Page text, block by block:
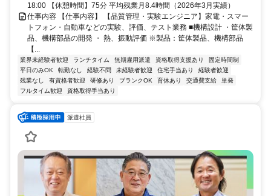
18:00 【休憩時間】75分 平均残業月8.4時間（2026年3月実績）
仕事内容 【仕事内容】 【品質管理・実験エンジニア】家電・スマー
トフォン・自動車などの実験、評価、テスト業務 ■機構設計 ・筐体製
品、機構部品の開発 ・ 熱、振動評価 ※製品：筐体製品、機構部品
【...
業界未経験者歓迎 ランチタイム 無期雇用派遣 資格取得支援あり
固定時間制
平日のみOK
転勤なし 経験不問 未経験者歓迎 住宅手当あり
経験者歓迎
残業なし
有資格者歓迎 研修あり ブランクOK 育休あり 交通費支給
単発
フルタイム歓迎
資格取得手当あり
派遣社員